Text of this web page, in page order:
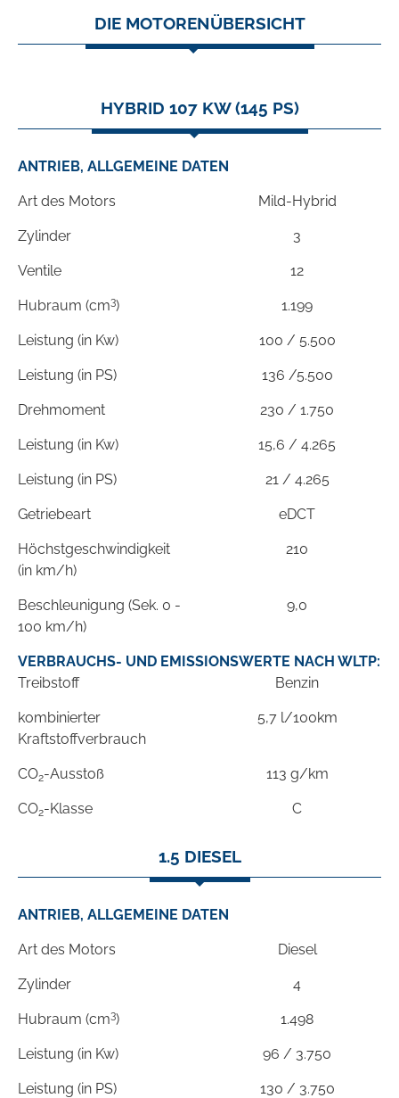
DIE MOTORENÜBERSICHT
HYBRID 107 KW (145 PS)
ANTRIEB, ALLGEMEINE DATEN
Art des Motors Mild-Hybrid
Zylinder 3
Ventile 12
Hubraum (cm3) 1.199
Leistung (in Kw) 100 / 5.500
Leistung (in PS) 136 /5.500
Drehmoment 230 / 1.750
Leistung (in Kw) 15,6 / 4.265
Leistung (in PS) 21 / 4.265
Getriebeart eDCT
Höchstgeschwindigkeit
(in km/h)
210
Beschleunigung (Sek. 0 -
100 km/h)
9,0
VERBRAUCHS- UND EMISSIONSWERTE NACH WLTP:
Treibstoff
Benzin
kombinierter
Kraftstoffverbrauch
5,7 l/100km
CO2-Ausstoß 113 g/km
CO2-Klasse C
1.5 DIESEL
ANTRIEB, ALLGEMEINE DATEN
Art des Motors Diesel
Zylinder 4
Hubraum (cm3) 1.498
Leistung (in Kw) 96 / 3.750
Leistung (in PS) 130 / 3.750